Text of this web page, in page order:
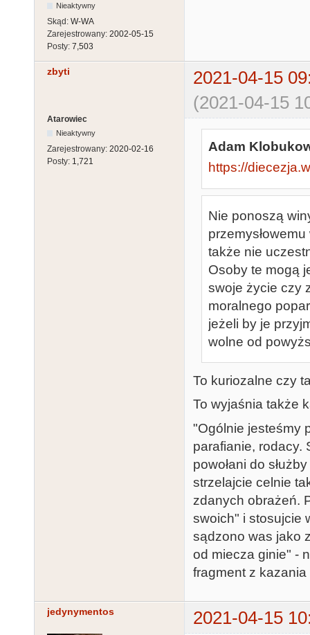
Nieaktywny
Skąd: W-WA
Zarejestrowany: 2002-05-15
Posty: 7,503
zbyti
2021-04-15
(2021-04-15
Atarowiec
Nieaktywny
Zarejestrowany: 2020-02-16
Posty: 1,721
Adam
https://
Nie ponoszą
także nie
Osoby te mogą
swoje życie czy
moralnego
jeżeli by je
wolne od
To kuriozalne czy
To wyjaśnia także
"Ogólnie jesteśmy
parafianie, rodacy.
powołani do
strzelajcie celnie
zdanych obrażeń.
swoich" i stosujcie
sądzono was jako
od miecza ginie" -
fragment z
jedynymentos 2021-04-15